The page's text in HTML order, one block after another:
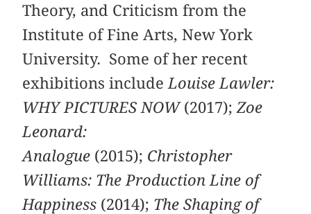
Theory, and Criticism from the
Institute of Fine Arts, New York
University. Some of her recent
exhibitions include Louise Lawler:
WHY PICTURES NOW(2017);Zoe
Leonard:
Analogue (2015); Christopher
Williams: The Production Line of
Happiness (2014); The Shaping of